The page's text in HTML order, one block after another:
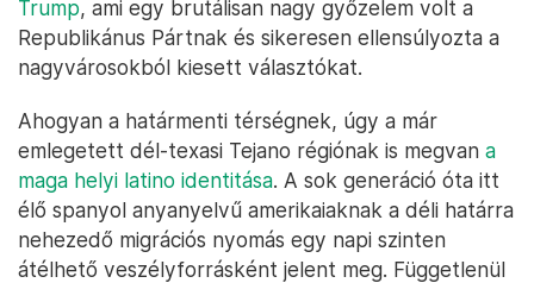
Trump, ami egy brutálisan nagy győzelem volt a
Republikánus Pártnak és sikeresen ellensúlyozta a
nagyvárosokból kiesett választókat.
Ahogyan a határmenti térségnek, úgy a már
emlegetett dél-texasi Tejano régiónak is megvan a
maga helyi latino identitása. A sok generáció óta itt
élő spanyol anyanyelvű amerikaiaknak a déli határra
nehezedő migrációs nyomás egy napi szinten
átélhető veszélyforrásként jelent meg. Függetlenül